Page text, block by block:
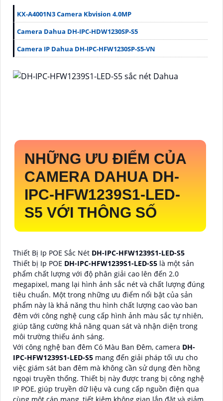
KX-A4001N3 Camera Kbvision 4.0MP
Camera Dahua DH-IPC-HDW1230SP-S5
Camera IP Dahua DH-IPC-HFW1230SP-S5-VN
NHỮNG ƯU ĐIỂM CỦA
CAMERA DAHUA DH-
IPC-HFW1239S1-LED-
S5 VỚI THÔNG SỐ
Thiết Bị Ip POE Sắc Nét DH-IPC-HFW1239S1-LED-S5
Thiết bị Ip POE DH-IPC-HFW1239S1-LED-S5 là một sản
phẩm chất lượng với độ phân giải cao lên đến 2.0
megapixel, mang lại hình ảnh sắc nét và chất lượng đúng
tiêu chuẩn. Một trong những ưu điểm nổi bật của sản
phẩm này là khả năng thu hình chất lượng cao vào ban
đêm với công nghệ cung cấp hình ảnh màu sắc tự nhiên,
giúp tăng cường khả năng quan sát và nhận diện trong
môi trường thiếu ánh sáng.
Với công nghệ ban đêm Có Màu Ban Đêm, camera DH-
IPC-HFW1239S1-LED-S5 mang đến giải pháp tối ưu cho
việc giám sát ban đêm mà không cần sử dụng đèn hồng
ngoại truyền thống. Thiết bị này được trang bị công nghệ
IP POE, giúp truyền dữ liệu và cung cấp nguồn điện qua
cùng một cáp mạng, tiết kiệm không gian lắp đặt và giảm